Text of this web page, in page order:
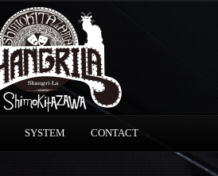
SYSTEM CONTACT